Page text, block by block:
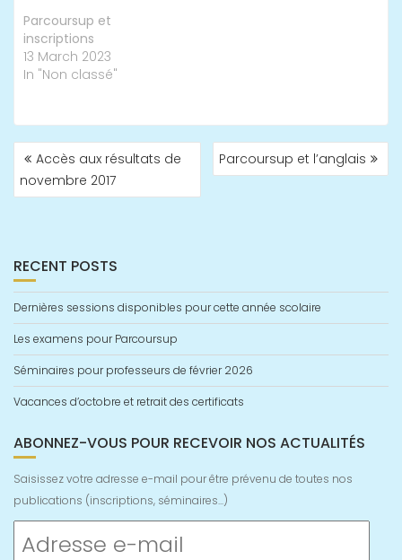
Parcoursup et
inscriptions
13 March 2023
In "Non classé"
POST
NAVIGATION
Accès aux résultats de
novembre 2017
Parcoursup et l’anglais
RECENT POSTS
Dernières sessions disponibles pour cette année scolaire
Les examens pour Parcoursup
Séminaires pour professeurs de février 2026
Vacances d’octobre et retrait des certificats
ABONNEZ-VOUS POUR RECEVOIR NOS ACTUALITÉS
Saisissez votre adresse e-mail pour être prévenu de toutes nos
publications (inscriptions, séminaires...)
e-